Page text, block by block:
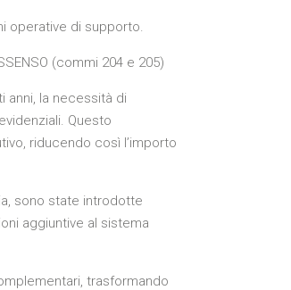
operative di supporto.
(commi 204 e 205)
anni, la necessità di
Questo
riducendo così l’importo
sono state introdotte
aggiuntive al sistema
trasformando